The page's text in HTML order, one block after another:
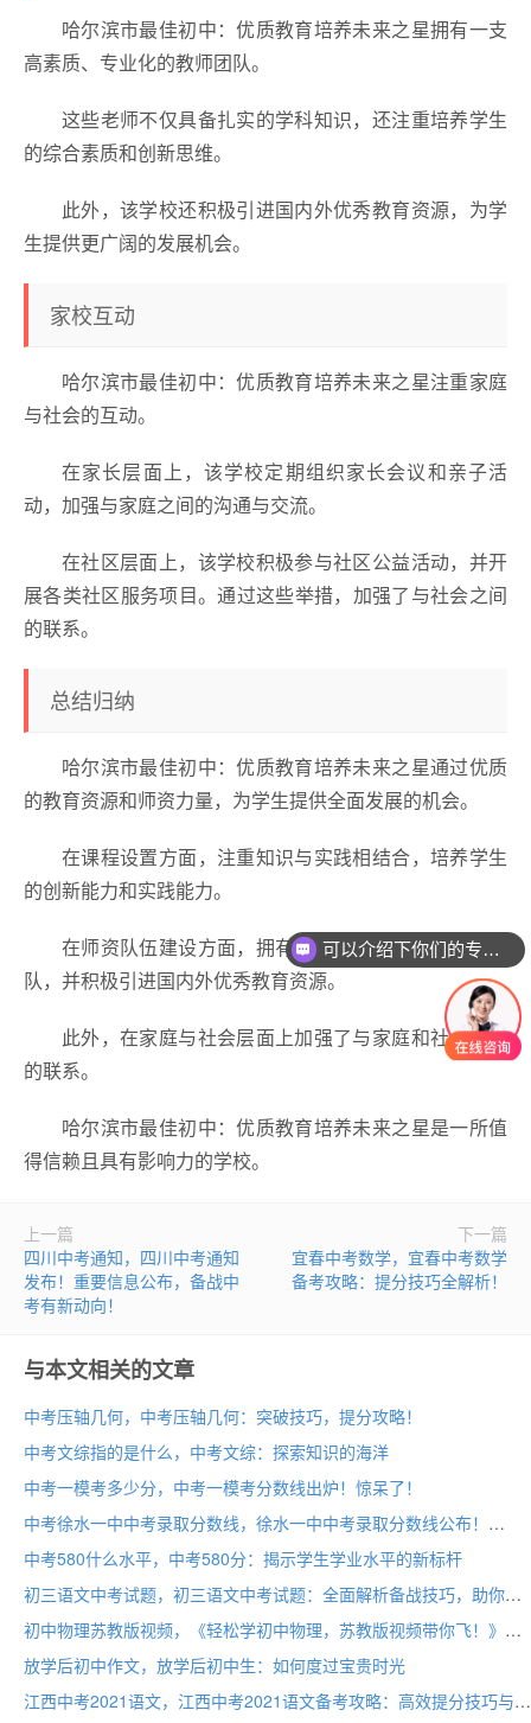
哈尔滨市最佳初中：优质教育培养未来之星拥有一支
高素质、专业化的教师团队。
这些老师不仅具备扎实的学科知识，还注重培养学生
的综合素质和创新思维。
此外，该学校还积极引进国内外优秀教育资源，为学
生提供更广阔的发展机会。
家校互动
哈尔滨市最佳初中：优质教育培养未来之星注重家庭
与社会的互动。
在家长层面上，该学校定期组织家长会议和亲子活
动，加强与家庭之间的沟通与交流。
在社区层面上，该学校积极参与社区公益活动，并开
展各类社区服务项目。通过这些举措，加强了与社会之间
的联系。
总结归纳
哈尔滨市最佳初中：优质教育培养未来之星通过优质
的教育资源和师资力量，为学生提供全面发展的机会。
在课程设置方面，注重知识与实践相结合，培养学生
的创新能力和实践能力。
在师资队伍建设方面，拥有高素质、专业化的教师团
队，并积极引进国内外优秀教育资源。
此外，在家庭与社会层面上加强了与家庭和社会之间
的联系。
哈尔滨市最佳初中：优质教育培养未来之星是一所值
得信赖且具有影响力的学校。
上一篇
四川中考通知，四川中考通知
发布！重要信息公布，备战中
考有新动向！
下一篇
宜春中考数学，宜春中考数学
备考攻略：提分技巧全解析！
与本文相关的文章
中考压轴几何，中考压轴几何：突破技巧，提分攻略！
中考文综指的是什么，中考文综：探索知识的海洋
中考一模考多少分，中考一模考分数线出炉！惊呆了！
中考徐水一中中考录取分数线，徐水一中中考录取分数线公布！
中考580什么水平，中考580分：揭示学生学业水平的新标杆
初三语文中考试题，初三语文中考试题：全面解析备战技巧，助你轻松应对挑战！
初中物理苏教版视频，《轻松学初中物理，苏教版视频带你飞！》
放学后初中作文，放学后初中生：如何度过宝贵时光
江西中考2021语文，江西中考2021语文备考攻略：高效提分技巧与经典题型解析
可以介绍下你们的专业吗？